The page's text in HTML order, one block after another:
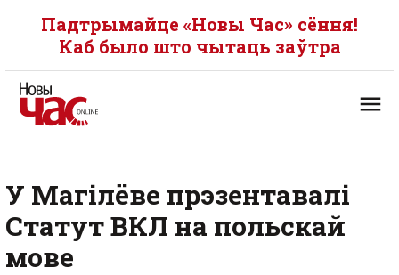
Падтрымайце «Новы Час» сёння!
Каб было што чытаць заўтра
У Магілёве прэзентавалі
Статут ВКЛ на польскай
мове